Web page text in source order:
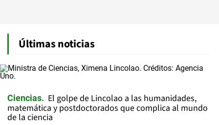
Últimas noticias
Ciencias
El golpe de Lincolao a las humanidades,
matemática y postdoctorados que complica al mundo
de la ciencia